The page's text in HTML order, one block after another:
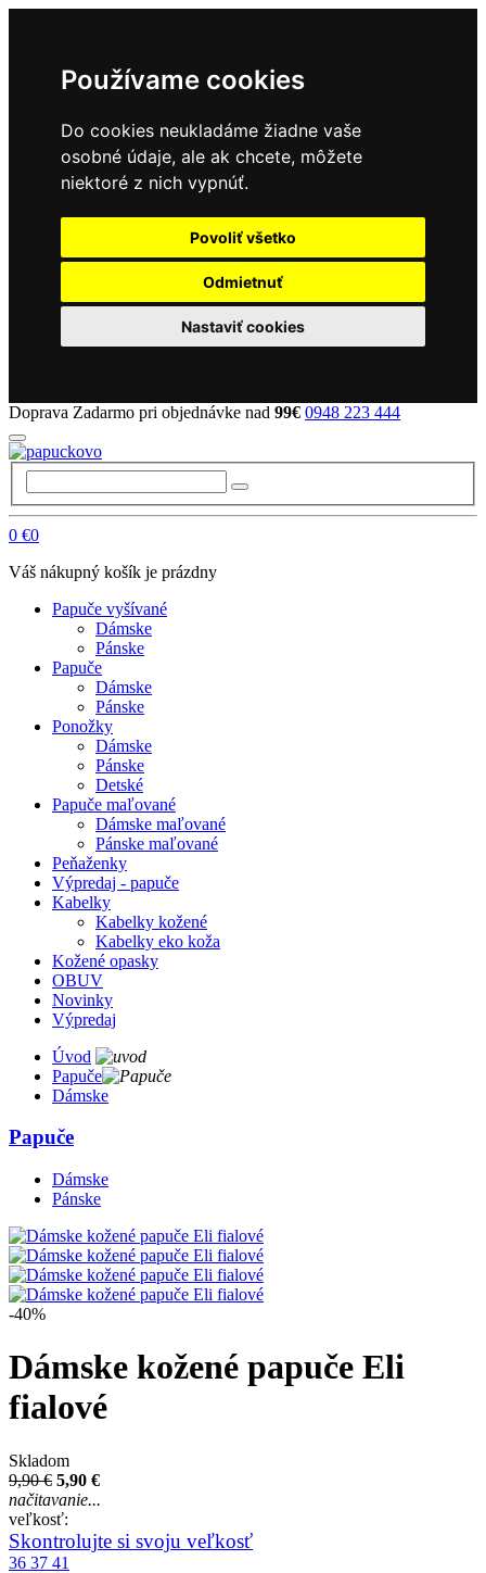
Používame cookies
Do cookies neukladáme žiadne vaše
osobné údaje, ale ak chcete, môžete
niektoré z nich vypnúť.
Povoliť všetko
Odmietnuť
Nastaviť cookies
Doprava Zadarmo pri objednávke nad 99€ 0948 223 444
0 €0
Váš nákupný košík je prázdny
Papuče vyšívané
Dámske
Pánske
Papuče
Dámske
Pánske
Ponožky
Dámske
Pánske
Detské
Papuče maľované
Dámske maľované
Pánske maľované
Peňaženky
Výpredaj - papuče
Kabelky
Kabelky kožené
Kabelky eko koža
Kožené opasky
OBUV
Novinky
Výpredaj
Úvod
Papuče
Dámske
Papuče
Dámske
Pánske
-40%
Dámske kožené papuče Eli
fialové
Skladom
9,90 € 5,90 €
načitavanie...
veľkosť:
Skontrolujte si svoju veľkosť
36 37 41